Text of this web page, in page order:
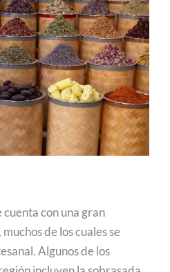
con una gran
de los cuales se
Algunos de los